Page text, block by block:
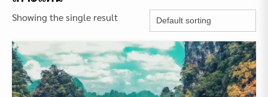
Showing the single result